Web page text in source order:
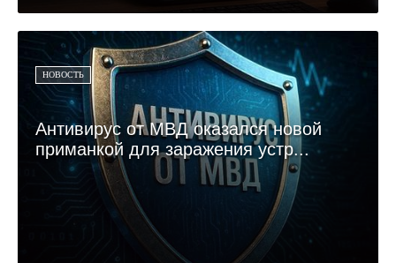
НОВОСТЬ
Антивирус от МВД оказался новой
приманкой для заражения устр...